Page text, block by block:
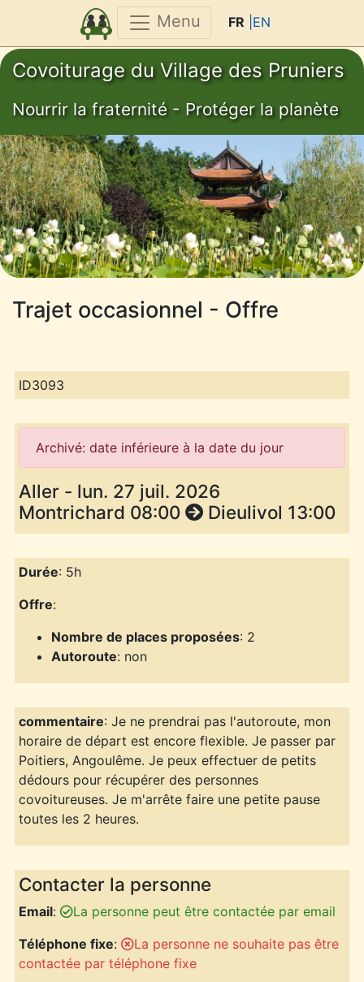
Menu FR |EN
Covoiturage du Village des Pruniers
Nourrir la fraternité - Protéger la planète
Trajet occasionnel - Offre
ID3093
Archivé: date inférieure à la date du jour
Aller - lun. 27 juil. 2026
Montrichard 08:00
Dieulivol 13:00
Durée: 5h
Offre:
Nombre de places proposées: 2
Autoroute: non
commentaire: Je ne prendrai pas l'autoroute, mon
horaire de départ est encore flexible. Je passer par
Poitiers, Angoulême. Je peux effectuer de petits
dédours pour récupérer des personnes
covoitureuses. Je m'arrête faire une petite pause
toutes les 2 heures.
Contacter la personne
Email:
La personne peut être contactée par email
Téléphone fixe:
La personne ne souhaite pas être
contactée par téléphone fixe